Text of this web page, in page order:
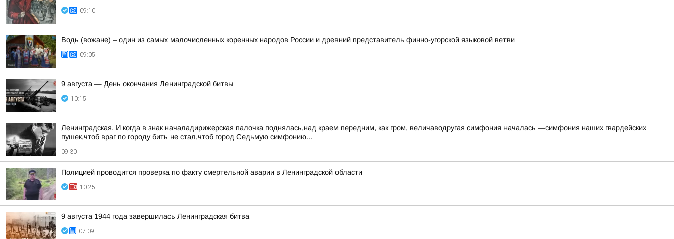
09:10
Водь (вожане) – один из самых малочисленных коренных народов России и древний представитель финно-угорской языковой ветви
09:05
9 августа — День окончания Ленинградской битвы
10:15
Ленинградская. И когда в знак началадирижерская палочка поднялась,над краем передним, как гром, величаводругая симфония началась —симфония наших гвардейских
пушек,чтоб враг по городу бить не стал,чтоб город Седьмую симфонию...
09:30
Полицией проводится проверка по факту смертельной аварии в Ленинградской области
10:25
9 августа 1944 года завершилась Ленинградская битва
07:09